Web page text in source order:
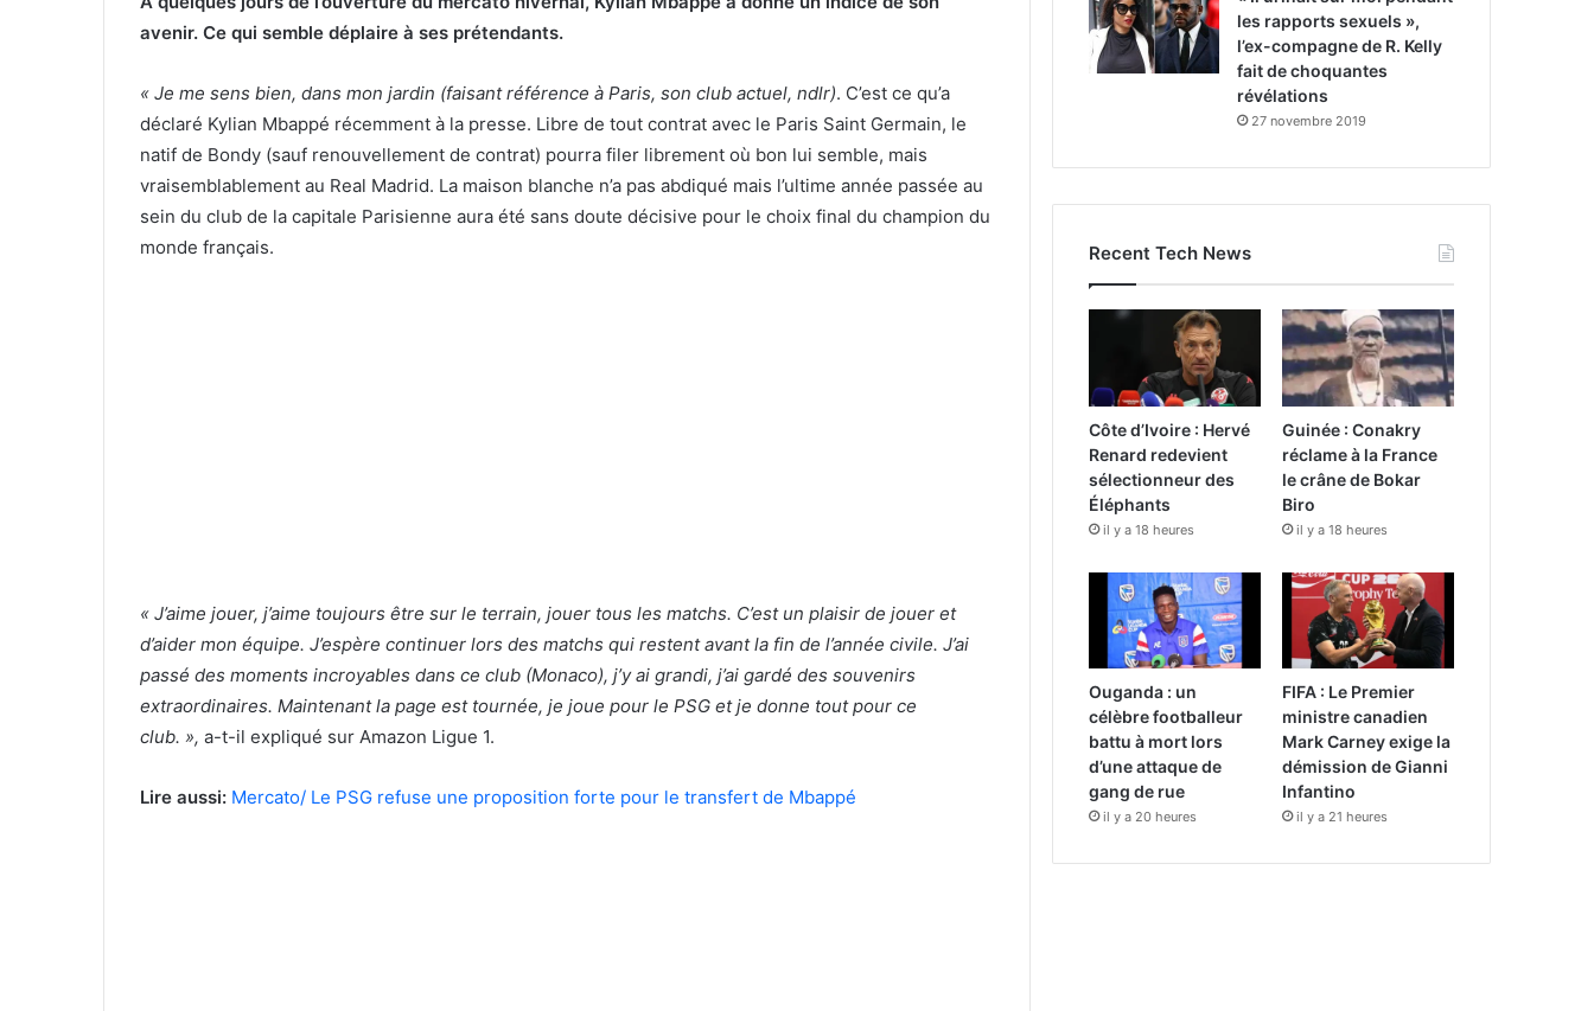
avenir. Ce qui semble déplaire à ses prétendants.
« Je me sens bien, dans mon jardin (faisant référence à Paris, son club actuel, ndlr). C’est ce qu’a
déclaré Kylian Mbappé récemment à la presse. Libre de tout contrat avec le Paris Saint Germain, le
natif de Bondy (sauf renouvellement de contrat) pourra filer librement où bon lui semble, mais
vraisemblablement au Real Madrid. La maison blanche n’a pas abdiqué mais l’ultime année passée au
sein du club de la capitale Parisienne aura été sans doute décisive pour le choix final du champion du
monde français.
« J’aime jouer, j’aime toujours être sur le terrain, jouer tous les matchs. C’est un plaisir de jouer et
d’aider mon équipe. J’espère continuer lors des matchs qui restent avant la fin de l’année civile. J’ai
passé des moments incroyables dans ce club (Monaco), j’y ai grandi, j’ai gardé des souvenirs
extraordinaires. Maintenant la page est tournée, je joue pour le PSG et je donne tout pour ce
club. », a-t-il expliqué sur Amazon Ligue 1.
Lire aussi: Mercato/ Le PSG refuse une proposition forte pour le transfert de Mbappé
les rapports sexuels »,
l’ex-compagne de R. Kelly
fait de choquantes
révélations
27 novembre 2019
Recent Tech News
Côte d’Ivoire : Hervé
Renard redevient
sélectionneur des
Éléphants
il y a 18 heures
Guinée : Conakry
réclame à la France
le crâne de Bokar
Biro
il y a 18 heures
Ouganda : un
célèbre footballeur
battu à mort lors
d’une attaque de
gang de rue
il y a 20 heures
FIFA : Le Premier
ministre canadien
Mark Carney exige la
démission de Gianni
Infantino
il y a 21 heures